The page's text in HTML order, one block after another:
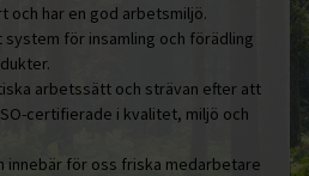
och har en god arbetsmiljö.
för insamling och förädling
arbetssätt och strävan efter att
certifierade i kvalitet, miljö och
innebär för oss friska medarbetare